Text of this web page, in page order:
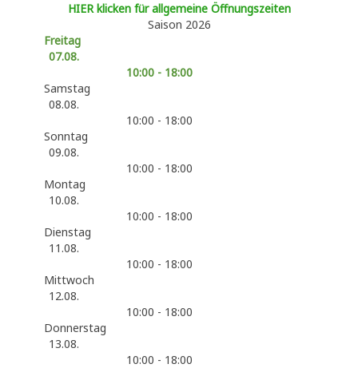
HIER klicken für allgemeine Öffnungszeiten
Saison 2026
Freitag
07.08.
10:00 - 18:00
Samstag
08.08.
10:00 - 18:00
Sonntag
09.08.
10:00 - 18:00
Montag
10.08.
10:00 - 18:00
Dienstag
11.08.
10:00 - 18:00
Mittwoch
12.08.
10:00 - 18:00
Donnerstag
13.08.
10:00 - 18:00